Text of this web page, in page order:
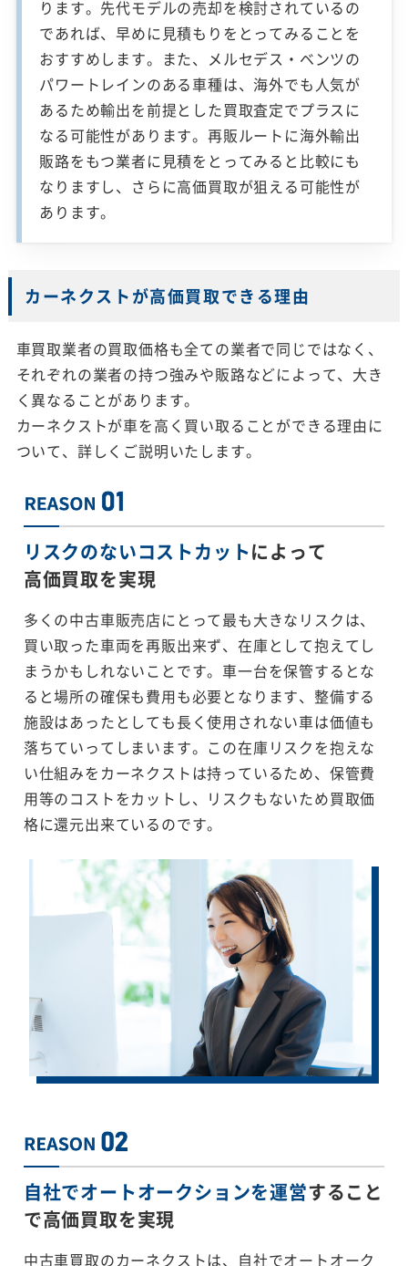
ります。先代モデルの売却を検討されているの
であれば、早めに見積もりをとってみることを
おすすめします。また、メルセデス・ベンツの
パワートレインのある車種は、海外でも人気が
あるため輸出を前提とした買取査定でプラスに
なる可能性があります。再販ルートに海外輸出
販路をもつ業者に見積をとってみると比較にも
なりますし、さらに高価買取が狙える可能性が
あります。
カーネクストが高価買取できる理由
車買取業者の買取価格も全ての業者で同じではなく、
それぞれの業者の持つ強みや販路などによって、大き
く異なることがあります。
カーネクストが車を高く買い取ることができる理由に
ついて、詳しくご説明いたします。
リスクのないコストカットによって
高価買取を実現
多くの中古車販売店にとって最も大きなリスクは、
買い取った車両を再販出来ず、在庫として抱えてし
まうかもしれないことです。車一台を保管するとな
ると場所の確保も費用も必要となります、整備する
施設はあったとしても長く使用されない車は価値も
落ちていってしまいます。この在庫リスクを抱えな
い仕組みをカーネクストは持っているため、保管費
用等のコストをカットし、リスクもないため買取価
格に還元出来ているのです。
自社でオートオークションを運営すること
で高価買取を実現
中古車買取のカーネクストは、自社でオートオーク